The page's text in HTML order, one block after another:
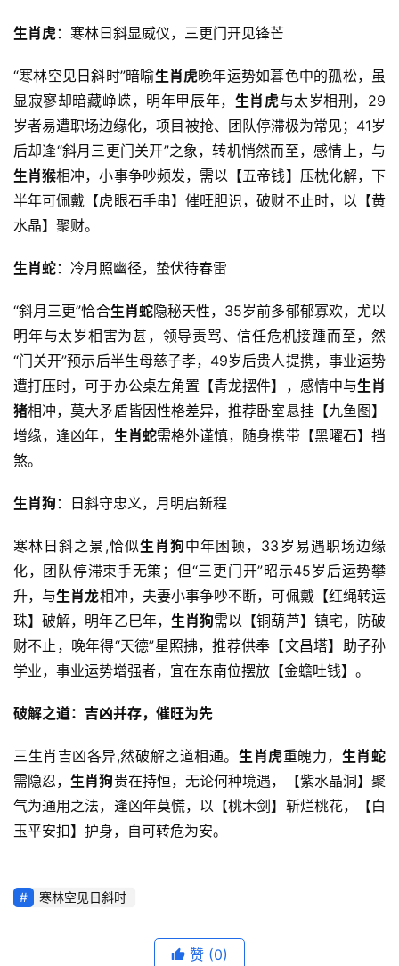
生肖虎：寒林日斜显威仪，三更门开见锋芒
“寒林空见日斜时”暗喻生肖虎晚年运势如暮色中的孤松，虽
显寂寥却暗藏峥嵘，明年甲辰年， 生肖虎与太岁相刑，29
岁者易遭职场边缘化，项目被抢、团队停滞极为常见；41岁
后却逢“斜月三更门关开”之象，转机悄然而至，感情上，与
生肖猴相冲，小事争吵频发，需以【五帝钱】压枕化解，下
半年可佩戴【虎眼石手串】催旺胆识，破财不止时，以【黄
水晶】聚财。
生肖蛇：冷月照幽径，蛰伏待春雷
“斜月三更”恰合生肖蛇隐秘天性，35岁前多郁郁寡欢，尤以
明年与太岁相害为甚，领导责骂、信任危机接踵而至，然
“门关开”预示后半生母慈子孝，49岁后贵人提携，事业运势
遭打压时，可于办公桌左角置【青龙摆件】，感情中与生肖
猪相冲，莫大矛盾皆因性格差异，推荐卧室悬挂【九鱼图】
增缘，逢凶年， 生肖蛇需格外谨慎，随身携带【黑曜石】挡
煞。
生肖狗 ：日斜守忠义，月明启新程
寒林日斜之景,恰似生肖狗中年困顿，33岁易遇职场边缘
化，团队停滞束手无策；但“三更门开”昭示45岁后运势攀
升，与生肖龙相冲，夫妻小事争吵不断，可佩戴【红绳转运
珠】破解，明年乙巳年， 生肖狗需以【铜葫芦】镇宅，防破
财不止，晚年得“天德”星照拂，推荐供奉【文昌塔】助子孙
学业，事业运势增强者，宜在东南位摆放【金蟾吐钱】。
破解之道：吉凶并存，催旺为先
三生肖吉凶各异,然破解之道相通。 生肖虎重魄力， 生肖蛇
需隐忍，生肖狗贵在持恒，无论何种境遇，【紫水晶洞】聚
气为通用之法，逢凶年莫慌，以【桃木剑】斩烂桃花，【白
玉平安扣】护身，自可转危为安。
寒林空见日斜时
赞 (0)